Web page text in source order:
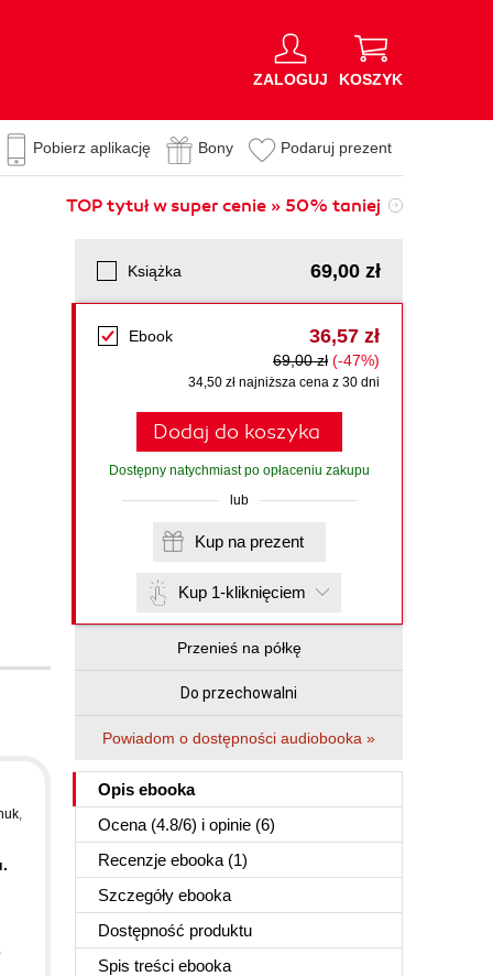
ZALOGUJ KOSZYK
Pobierz aplikację Bony Podaruj prezent
TOP tytuł w super cenie » 50% taniej
Książka 69,00 zł
Ebook 36,57 zł
69,00 zł (-47%)
34,50 zł najniższa cena z 30 dni
Dodaj do koszyka
Dostępny natychmiast po opłaceniu zakupu
lub
Kup na prezent
Kup 1-kliknięciem
Przenieś na półkę
Do przechowalni
Powiadom o dostępności audiobooka »
Opis ebooka
Ocena (4.8/6) i opinie (6)
Recenzje ebooka (1)
Szczegóły ebooka
Dostępność produktu
Spis treści ebooka
,